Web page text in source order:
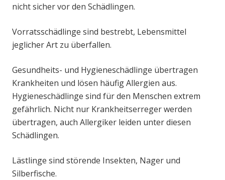
nicht sicher vor den Schädlingen.
Vorratsschädlinge sind bestrebt, Lebensmittel
jeglicher Art zu überfallen.
Gesundheits- und Hygieneschädlinge übertragen
Krankheiten und lösen häufig Allergien aus.
Hygieneschädlinge sind für den Menschen extrem
gefährlich. Nicht nur Krankheitserreger werden
übertragen, auch Allergiker leiden unter diesen
Schädlingen.
Lästlinge sind störende Insekten, Nager und
Silberfische.